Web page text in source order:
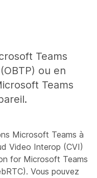
Teams
ou en
Teams
Microsoft Teams à
Video Interop (CVI)
for Microsoft Teams
Vous pouvez